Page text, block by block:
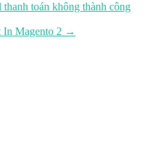
toán không thành công
Magento 2 →